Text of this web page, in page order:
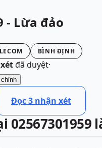
- Lừa đảo
BÌNH ĐỊNH
đã duyệt·
Đọc3 nhận xét
02567301959